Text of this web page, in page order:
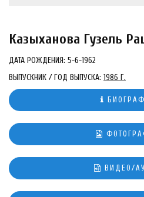
Казыханова Гузель
ДАТА РОЖДЕНИЯ: 5-6-1962
ВЫПУСКНИК / ГОД ВЫПУСКА: 1986 Г.
ВИДЕО/